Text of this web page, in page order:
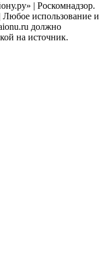
| Роскомнадзор.
использование и
должно
на источник.